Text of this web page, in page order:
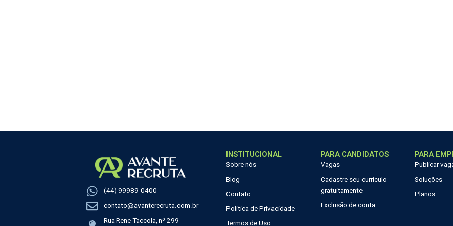
(44) 99989-0400
contato@avanterecruta.com.br
Rua Rene Taccola, nº 299 -
INSTITUCIONAL
Sobre nós
Blog
Contato
Política de Privacidade
Termos de Uso
PARA CANDIDATOS
Vagas
Cadastre seu currículo
gratuitamente
Exclusão de conta
PARA
Publicar
Soluções
Planos